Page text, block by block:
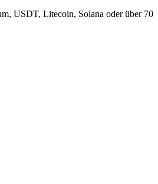
USDT, Litecoin, Solana oder über 70